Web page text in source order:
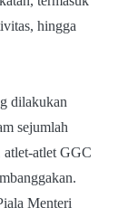
hingga
dilakukan
sejumlah
atlet-atlet GGC
Menteri